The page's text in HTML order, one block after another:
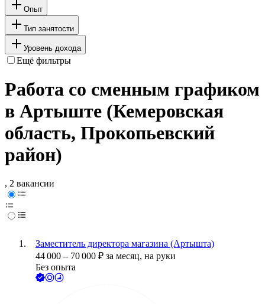
Опыт
Тип занятости
Уровень дохода
Ещё фильтры
Работа со сменным графиком
в Артыште (Кемеровская
область, Прокопьевский
район)
, 2 вакансии
Заместитель директора магазина (Артышта)
44 000 – 70 000 ₽ за месяц, на руки
Без опыта